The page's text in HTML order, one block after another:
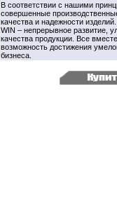
В соответствии с нашими
совершенные
качества и надежности
WIN – непрерывное развитие,
качества продукции. Все
возможность достижения
бизнеса.